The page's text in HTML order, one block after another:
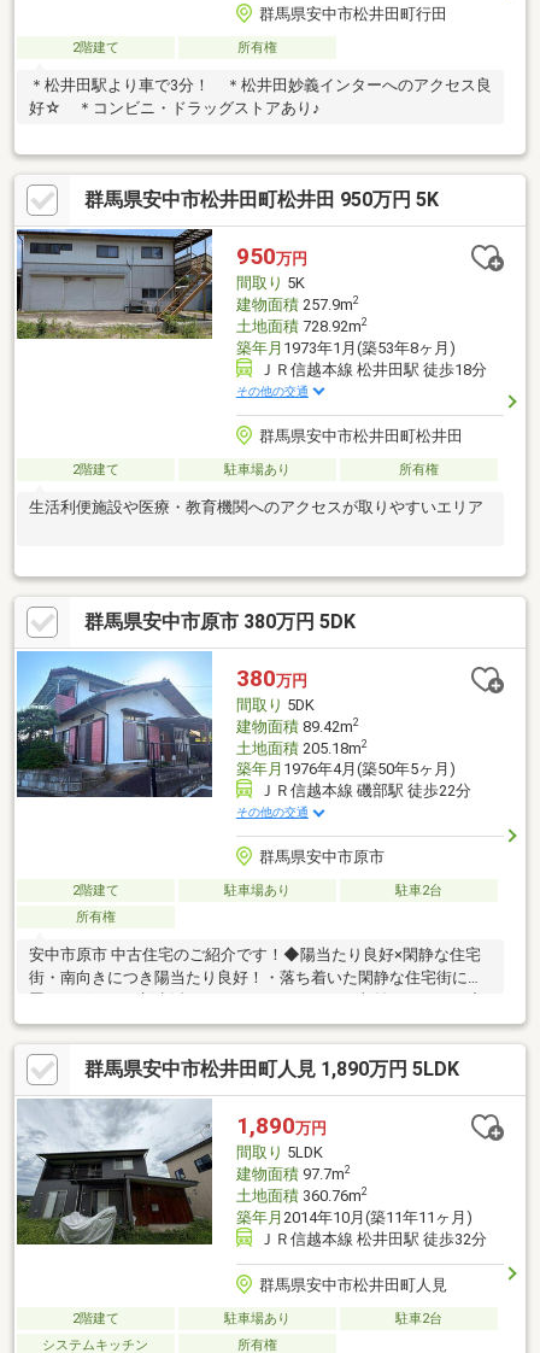
群馬県安中市松井田町行田
2階建て 所有権
＊松井田駅より車で3分！ ＊松井田妙義インターへのアクセス良
好☆ ＊コンビニ・ドラッグストアあり♪
群馬県安中市松井田町松井田 950万円 5K
950万円
間取り 5K
建物面積257.9m2
土地面積728.92m2
築年月 1973年1月(築53年8ヶ月)
ＪＲ信越本線 松井田駅 徒歩18分
その他の交通
群馬県安中市松井田町松井田
2階建て 駐車場あり 所有権
生活利便施設や医療・教育機関へのアクセスが取りやすいエリア
群馬県安中市原市 380万円 5DK
380万円
間取り 5DK
建物面積89.42m2
土地面積205.18m2
築年月 1976年4月(築50年5ヶ月)
ＪＲ信越本線 磯部駅 徒歩22分
その他の交通
群馬県安中市原市
2階建て 駐車場あり
駐車2台
所有権
安中市原市 中古住宅のご紹介です！◆陽当たり良好×閑静な住宅
街・南向きにつき陽当たり良好！・落ち着いた閑静な住宅街に位
実！荷物が多くてもすっきり片付きます。◆交通アクセス・周辺
環境も良好・国道18号まで車で約1分！マイカー通勤やお出かけ
に便利な好立地です。・コンビニやドラッグストア、スーパーが
徒歩圏内に揃う、生活利便性の高いエリアです。◆周辺施設ご紹
介・ベイシアマート安中郷原店：約500m（徒歩約7分）・ローソ
ン安中郷原店：約450m（徒歩約6分）・ウエルシア安中郷原店：
約450m（徒歩約6分）
群馬県安中市松井田町人見 1,890万円 5LDK
1,890万円
間取り 5LDK
建物面積97.7m2
土地面積360.76m2
築年月 2014年10月(築11年11ヶ月)
ＪＲ信越本線 松井田駅 徒歩32分
群馬県安中市松井田町人見
2階建て 駐車場あり
駐車2台
システムキッチン
所有権